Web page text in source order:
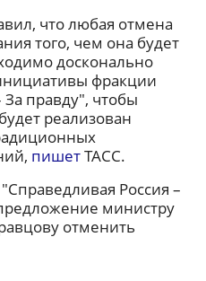
что любая отмена
того, чем она будет
досконально
фракции
правду", чтобы
реализован
пишетТАСС.
Россия –
министру
отменить